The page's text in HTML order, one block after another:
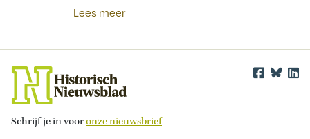
Lees meer
Schrijf je in vooronze nieuwsbrief